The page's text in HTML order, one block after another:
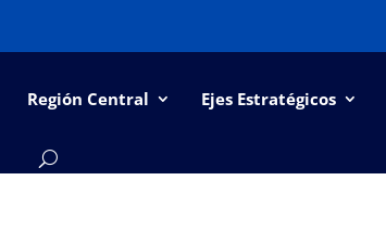
Región Central Ejes Estratégicos